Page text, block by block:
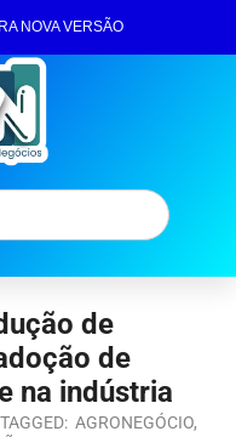
NOVA VERSÃO
de
de
na indústria
TAGGED: AGRONEGÓCIO,